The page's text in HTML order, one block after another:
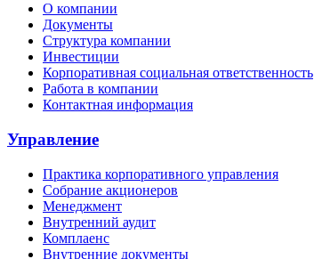
О компании
Документы
Структура компании
Инвестиции
Корпоративная социальная ответственность
Работа в компании
Контактная информация
Управление
Практика корпоративного управления
Собрание акционеров
Менеджмент
Внутренний аудит
Комплаенс
Внутренние документы